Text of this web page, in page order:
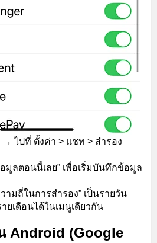
→ ไปที่ ตั้งค่า > แชท > สำรอง
มูลตอนนี้เลย” เพื่อเริ่มบันทึกข้อมูล
ามถี่ในการสำรอง” เป็นรายวัน
ยเดือนได้ในเมนูเดียวกัน
Android (Google